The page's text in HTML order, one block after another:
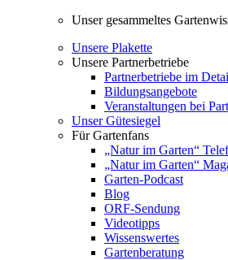
Unser gesammeltes
Unsere Plakette
Unsere Partnerbetriebe
Partnerbetriebe im
Bildungsangebote
Veranstaltungen bei
Unser Gütesiegel
Für Gartenfans
„Natur im Garten“
„Natur im Garten“
Garten-Podcast
Blog
ORF-Sendung
Videotipps
Wissenswertes
Gartenberatung